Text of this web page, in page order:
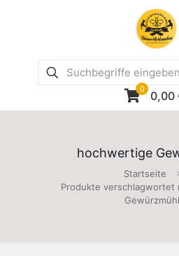
0 0,00
hochwertige
Startseite
Produkte verschlagwortet